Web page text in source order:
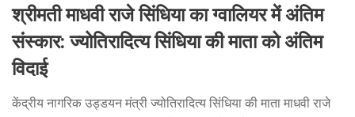
श्रीमती माधवी राजे सिंधिया का ग्वालियर में अंतिम
संस्कार: ज्योतिरादित्य सिंधिया की माता को अंतिम
विदाई
केंद्रीय नागरिक उड्डयन मंत्री ज्योतिरादित्य सिंधिया की माता माधवी राजे